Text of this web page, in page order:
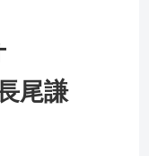
尾謙